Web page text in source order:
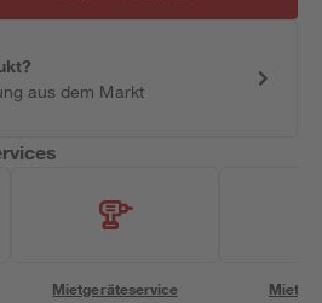
aus dem Markt
Mietgeräteservice